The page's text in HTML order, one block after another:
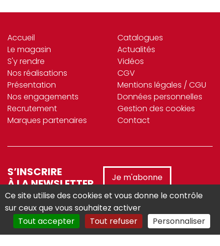
Accueil
Le magasin
S'y rendre
Nos réalisations
Présentation
Nos engagements
Recrutement
Marques partenaires
Catalogues
Actualités
Vidéos
CGV
Mentions légales / CGU
Données personnelles
Gestion des cookies
Contact
S’INSCRIRE
À LA NEWSLETTER
Je m'abonne
Réalisé avec :
Ce site utilise des cookies et vous donne le contrôle
sur ceux que vous souhaitez activer
Tout accepter
Tout refuser Personnaliser